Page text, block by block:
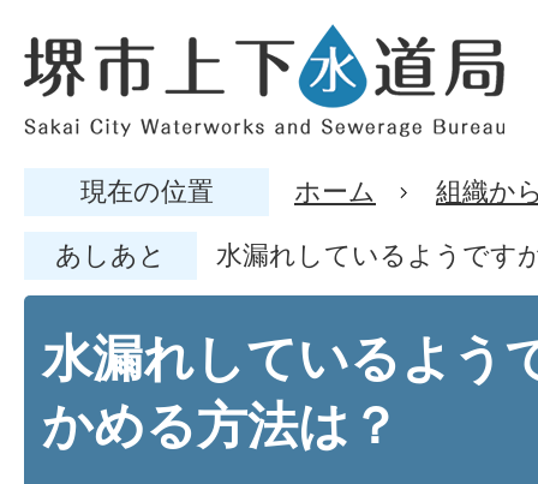
現在の位置 ホーム 組織か
あしあと 水漏れしているようです
水漏れしているよう
かめる方法は？